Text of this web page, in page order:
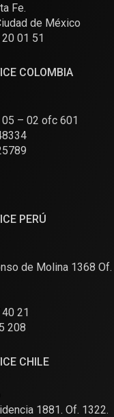
Fe.
de México
01 51
COLOMBIA
– 02 ofc 601
PERÚ
de Molina 1368 Of.
21
208
CHILE
1881. Of. 1322.